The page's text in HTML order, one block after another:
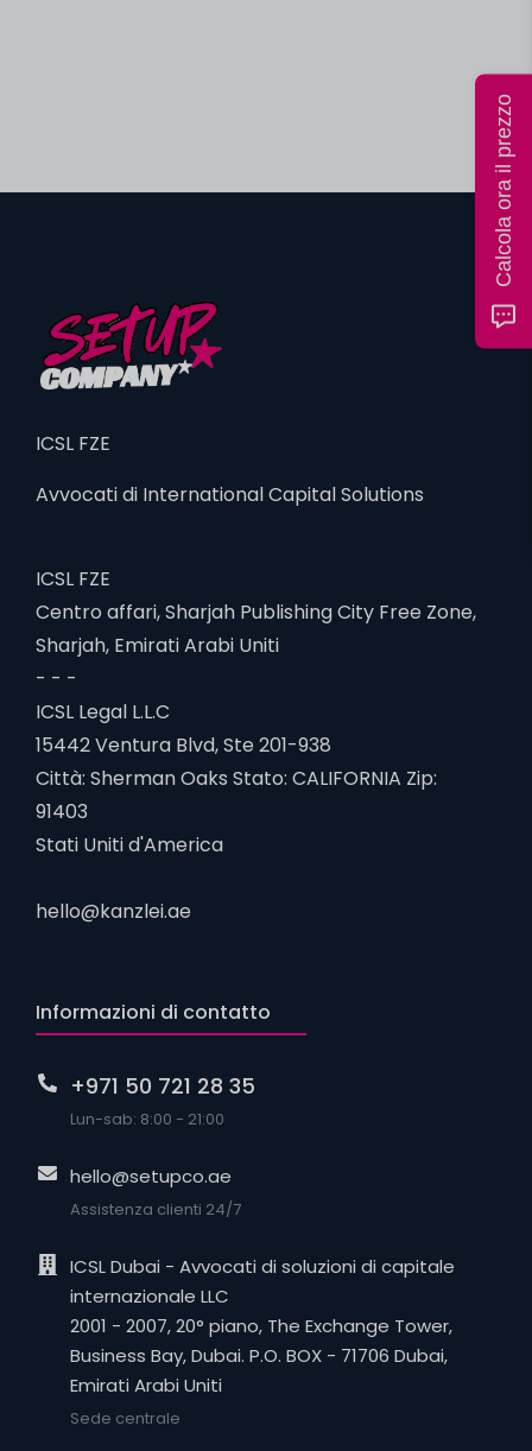
ICSL FZE
Avvocati di International Capital Solutions
ICSL FZE
Centro affari, Sharjah Publishing City Free Zone,
Sharjah, Emirati Arabi Uniti
- - -
ICSL Legal L.L.C
15442 Ventura Blvd, Ste 201-938
Città: Sherman Oaks Stato: CALIFORNIA Zip:
91403
Stati Uniti d'America
hello@kanzlei.ae
Informazioni di contatto
+971 50 721 28 35
Lun-sab: 8:00 - 21:00
hello@setupco.ae
Assistenza clienti 24/7
ICSL Dubai - Avvocati di soluzioni di capitale
internazionale LLC
2001 - 2007, 20° piano, The Exchange Tower,
Business Bay, Dubai. P.O. BOX - 71706 Dubai,
Emirati Arabi Uniti
Sede centrale
Calcola ora il prezzo